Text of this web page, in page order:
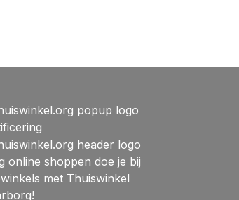
online shoppen doe je bij
met Thuiswinkel